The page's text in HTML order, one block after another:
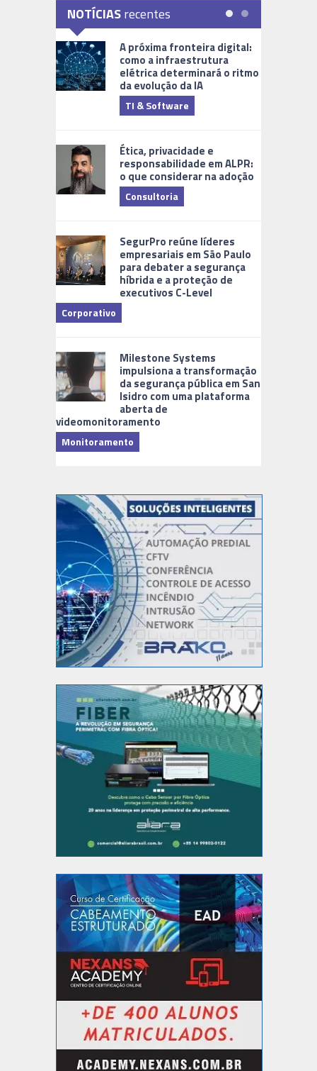
NOTÍCIASrecentes
A próxima fronteira digital:
como a infraestrutura
elétrica determinará o ritmo
da evolução da IA
TI & Software
Ética, privacidade e
responsabilidade em ALPR:
o que considerar na adoção
Consultoria
SegurPro reúne líderes
empresariais em São Paulo
para debater a segurança
híbrida e a proteção de
executivos C-Level
Corporativo
Milestone Systems
impulsiona a transformação
da segurança pública em San
Isidro com uma plataforma
aberta de
videomonitoramento
Monitoramento